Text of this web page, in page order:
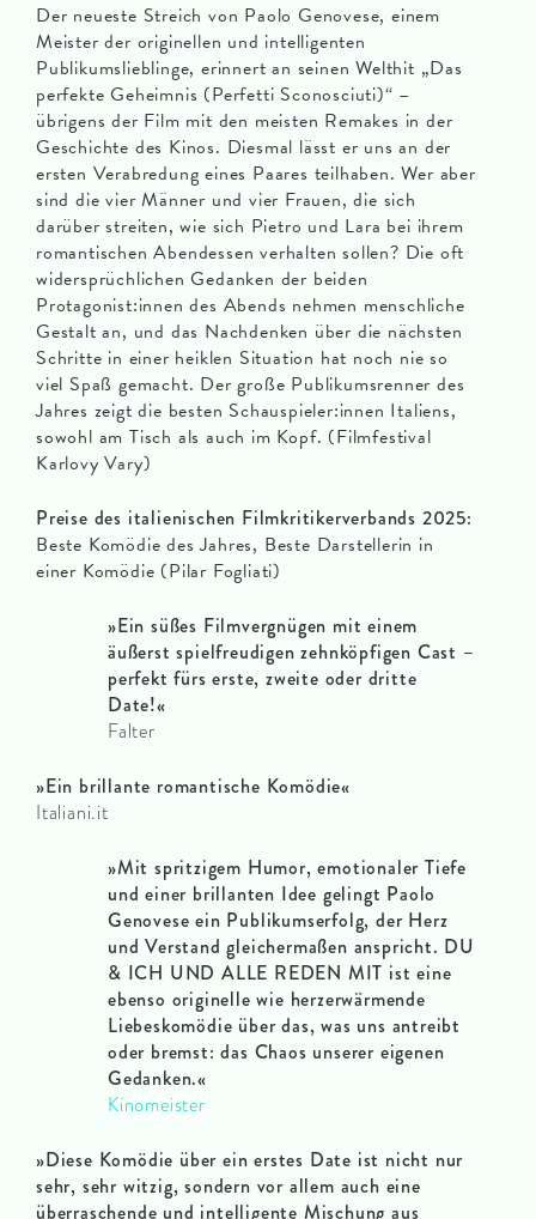
Der neueste Streich von Paolo Genovese, einem
Meister der originellen und intelligenten
Publikumslieblinge, erinnert an seinen Welthit „Das
perfekte Geheimnis (Perfetti Sconosciuti)“ –
übrigens der Film mit den meisten Remakes in der
Geschichte des Kinos. Diesmal lässt er uns an der
ersten Verabredung eines Paares teilhaben. Wer aber
sind die vier Männer und vier Frauen, die sich
darüber streiten, wie sich Pietro und Lara bei ihrem
romantischen Abendessen verhalten sollen? Die oft
widersprüchlichen Gedanken der beiden
Protagonist:innen des Abends nehmen menschliche
Gestalt an, und das Nachdenken über die nächsten
Schritte in einer heiklen Situation hat noch nie so
viel Spaß gemacht. Der große Publikumsrenner des
Jahres zeigt die besten Schauspieler:innen Italiens,
sowohl am Tisch als auch im Kopf. (Filmfestival
Karlovy Vary)
Preise des italienischen Filmkritikerverbands 2025:
Beste Komödie des Jahres, Beste Darstellerin in
einer Komödie (Pilar Fogliati)
»Ein süßes Filmvergnügen mit einem
äußerst spielfreudigen zehnköpfigen Cast –
perfekt fürs erste, zweite oder dritte
Date!«
Falter
»Ein brillante romantische Komödie«
Italiani.it
»Mit spritzigem Humor, emotionaler Tiefe
und einer brillanten Idee gelingt Paolo
Genovese ein Publikumserfolg, der Herz
und Verstand gleichermaßen anspricht. DU
& ICH UND ALLE REDEN MIT ist eine
ebenso originelle wie herzerwärmende
Liebeskomödie über das, was uns antreibt
oder bremst: das Chaos unserer eigenen
Gedanken.«
Kinomeister
»Diese Komödie über ein erstes Date ist nicht nur
sehr, sehr witzig, sondern vor allem auch eine
überraschende und intelligente Mischung aus